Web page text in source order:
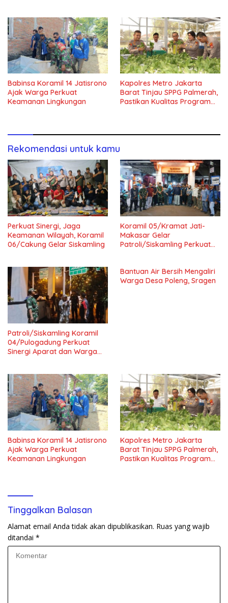
Babinsa Koramil 14 Jatisrono
Ajak Warga Perkuat
Keamanan Lingkungan
Kapolres Metro Jakarta
Barat Tinjau SPPG Palmerah,
Pastikan Kualitas Program
Rekomendasi untuk kamu
Perkuat Sinergi, Jaga
Keamanan Wilayah, Koramil
06/Cakung Gelar Siskamling
Koramil 05/Kramat Jati-
Makasar Gelar
Patroli/Siskamling Perkuat
Patroli/Siskamling Koramil
04/Pulogadung Perkuat
Sinergi Aparat dan Warga
Bantuan Air Bersih Mengaliri
Warga Desa Poleng, Sragen
Babinsa Koramil 14 Jatisrono
Ajak Warga Perkuat
Keamanan Lingkungan
Kapolres Metro Jakarta
Barat Tinjau SPPG Palmerah,
Pastikan Kualitas Program
Tinggalkan Balasan
Alamat email Anda tidak akan dipublikasikan. Ruas yang wajib
ditandai *